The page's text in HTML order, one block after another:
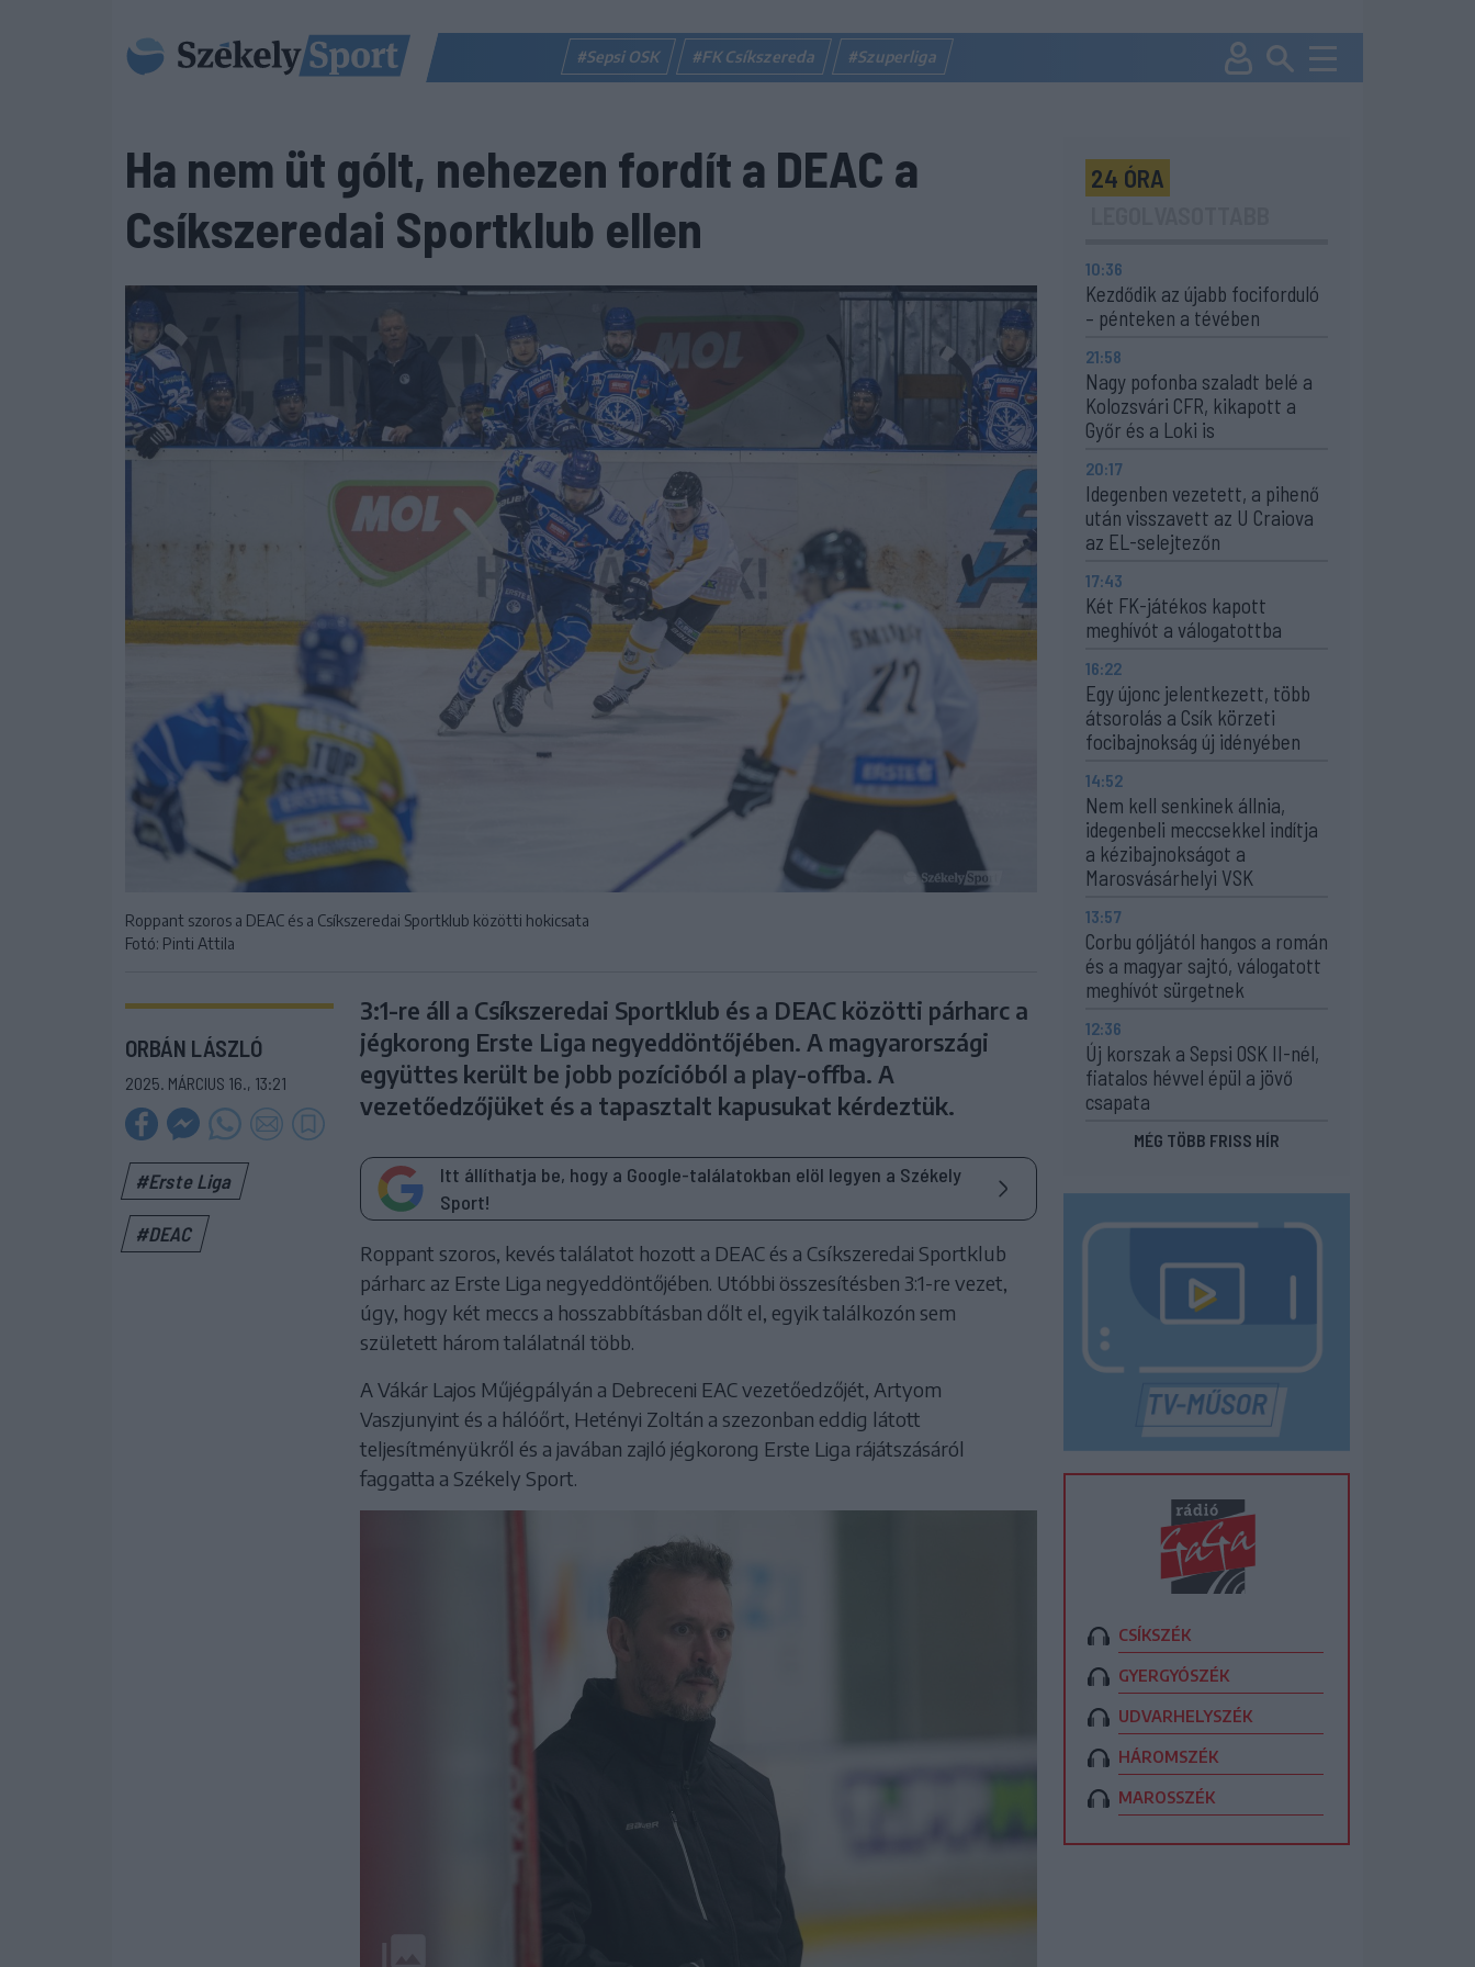
#Sepsi OSK #FK Csíkszereda #Szuperliga
Ha nem üt gólt, nehezen fordít a DEAC a
Csíkszeredai Sportklub ellen
Roppant szoros a DEAC és a Csíkszeredai Sportklub közötti hokicsata
Fotó: Pinti Attila
ORBÁN LÁSZLÓ
2025. MÁRCIUS 16., 13:21
#Erste Liga
#DEAC
3:1-re áll a Csíkszeredai Sportklub és a DEAC közötti párharc a
jégkorong Erste Liga negyeddöntőjében. A magyarországi
együttes került be jobb pozícióból a play-offba. A
vezetőedzőjüket és a tapasztalt kapusukat kérdeztük.
Itt állíthatja be, hogy a Google-találatokban elöl legyen a Székely
Sport!
Roppant szoros, kevés találatot hozott a DEAC és a Csíkszeredai Sportklub
párharc az Erste Liga negyeddöntőjében. Utóbbi összesítésben 3:1-re vezet,
úgy, hogy két meccs a hosszabbításban dőlt el, egyik találkozón sem
született három találatnál több.
A Vákár Lajos Műjégpályán a Debreceni EAC vezetőedzőjét, Artyom
Vaszjunyint és a hálóőrt, Hetényi Zoltán a szezonban eddig látott
teljesítményükről és a javában zajló jégkorong Erste Liga rájátszásáról
faggatta a Székely Sport.
24 ÓRA
10:36
Kezdődik az újabb fociforduló
– pénteken a tévében
21:58
Nagy pofonba szaladt belé a
Kolozsvári CFR, kikapott a
Győr és a Loki is
20:17
Idegenben vezetett, a pihenő
után visszavett az U Craiova
az EL-selejtezőn
17:43
Két FK-játékos kapott
meghívót a válogatottba
16:22
Egy újonc jelentkezett, több
átsorolás a Csík körzeti
focibajnokság új idényében
14:52
Nem kell senkinek állnia,
idegenbeli meccsekkel indítja
a kézibajnokságot a
Marosvásárhelyi VSK
13:57
Corbu góljától hangos a román
és a magyar sajtó, válogatott
meghívót sürgetnek
12:36
Új korszak a Sepsi OSK II-nél,
fiatalos hévvel épül a jövő
csapata
MÉG TÖBB FRISS HÍR
CSÍKSZÉK
GYERGYÓSZÉK
UDVARHELYSZÉK
HÁROMSZÉK
MAROSSZÉK